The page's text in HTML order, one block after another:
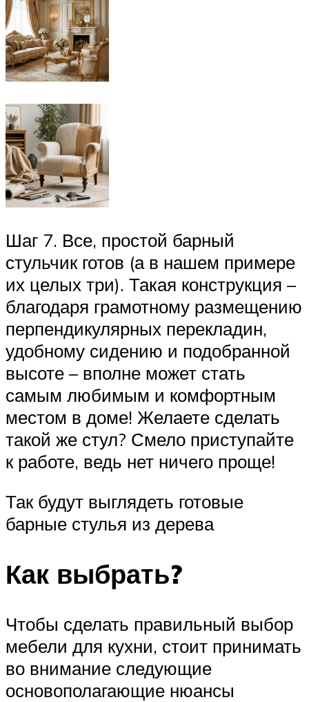
Шаг 7. Все, простой барный
стульчик готов (а в нашем примере
их целых три). Такая конструкция –
благодаря грамотному размещению
перпендикулярных перекладин,
удобному сидению и подобранной
высоте – вполне может стать
самым любимым и комфортным
местом в доме! Желаете сделать
такой же стул? Смело приступайте
к работе, ведь нет ничего проще!
Так будут выглядеть готовые
барные стулья из дерева
Как выбрать?
Чтобы сделать правильный выбор
мебели для кухни, стоит принимать
во внимание следующие
основополагающие нюансы